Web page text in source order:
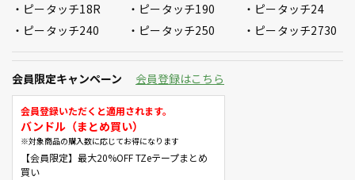
会員限定キャンペーン 会員登録はこちら
会員登録いただくと適用されます。
バンドル（まとめ買い）
※対象商品の購入数に応じてお得になります
【会員限定】最大20%OFF TZeテープまとめ
買い
ピータッチ18R
ピータッチ190
ピータッチ24
ピータッチ240
ピータッチ250 ピータッチ2730